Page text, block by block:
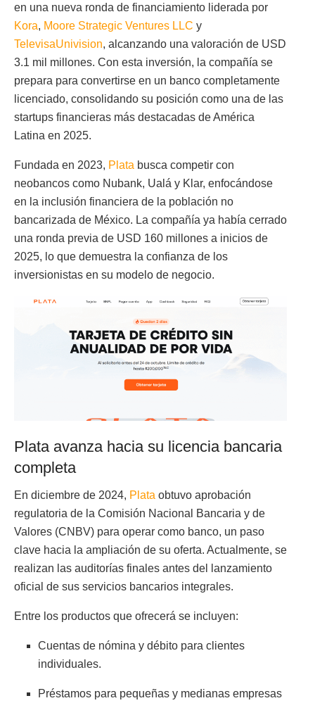
en una nueva ronda de financiamiento liderada por
Kora, Moore Strategic Ventures LLC y
TelevisaUnivision, alcanzando una valoración de USD
3.1 mil millones. Con esta inversión, la compañía se
prepara para convertirse en un banco completamente
licenciado, consolidando su posición como una de las
startups financieras más destacadas de América
Latina en 2025.
Fundada en 2023, Plata busca competir con
neobancos como Nubank, Ualá y Klar, enfocándose
en la inclusión financiera de la población no
bancarizada de México. La compañía ya había cerrado
una ronda previa de USD 160 millones a inicios de
2025, lo que demuestra la confianza de los
inversionistas en su modelo de negocio.
Plata avanza hacia su licencia bancaria
completa
En diciembre de 2024, Plata obtuvo aprobación
regulatoria de la Comisión Nacional Bancaria y de
Valores (CNBV) para operar como banco, un paso
clave hacia la ampliación de su oferta. Actualmente, se
realizan las auditorías finales antes del lanzamiento
oficial de sus servicios bancarios integrales.
Entre los productos que ofrecerá se incluyen:
Cuentas de nómina y débito para clientes
individuales.
Préstamos para pequeñas y medianas empresas